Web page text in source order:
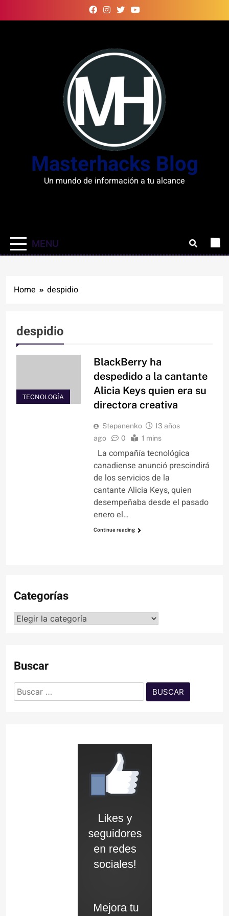
to
Masterhacks Blog
Un mundo de información a tu alcance
MENU
Home despidio
despidio
TECNOLOGÍA
BlackBerry ha
despedido a la cantante
Alicia Keys quien era su
directora creativa
Stepanenko
13 años
ago
0 1 mins
La compañía tecnológica
canadiense anunció prescindirá
de los servicios de la
cantante Alicia Keys, quien
desempeñaba desde el pasado
enero el…
Continue reading
Categorías
Categorías
Buscar
Buscar: